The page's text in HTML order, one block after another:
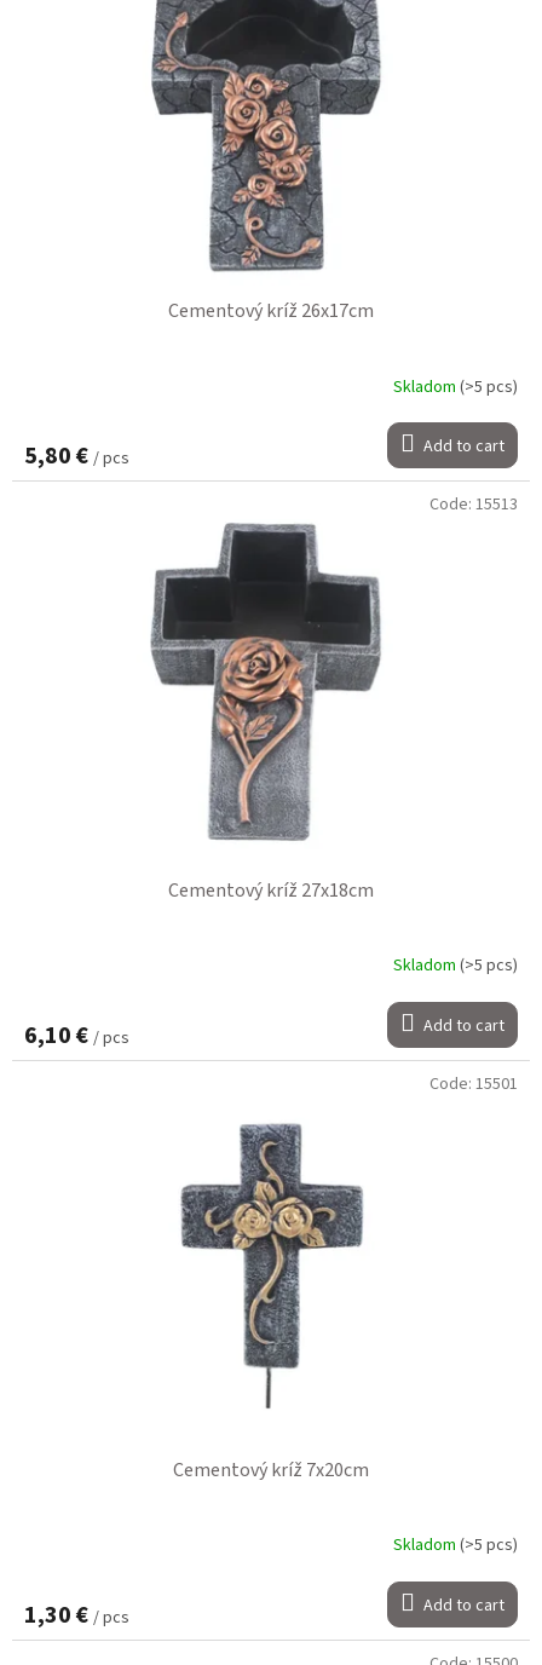
Cementový kríž 26x17cm
Skladom (>5 pcs)
5,80 € / pcs Add to cart
Cementový kríž 27x18cm
Skladom (>5 pcs)
6,10 € / pcs Add to cart
Code: 15513
Cementový kríž 7x20cm
Skladom (>5 pcs)
1,30 € / pcs Add to cart
Code: 15501